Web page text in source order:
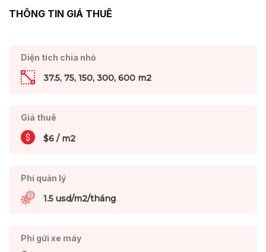
THÔNG TIN GIÁ THUÊ
Diện tích chia nhỏ
37.5, 75, 150, 300, 600 m2
Giá thuê
$6 / m2
Phí quản lý
1.5 usd/m2/tháng
Phí gửi xe máy